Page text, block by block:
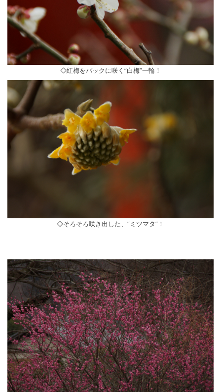
◇紅梅をバックに咲く”白梅”一輪！
◇そろそろ咲き出した、”ミツマタ”！